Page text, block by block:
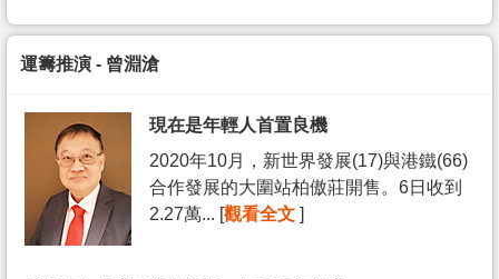
運籌推演 - 曾淵滄
現在是年輕人首置良機
2020年10月，新世界發展(17)與港鐵(66)
合作發展的大圍站柏傲莊開售。6日收到
2.27萬... [觀看全文 ]